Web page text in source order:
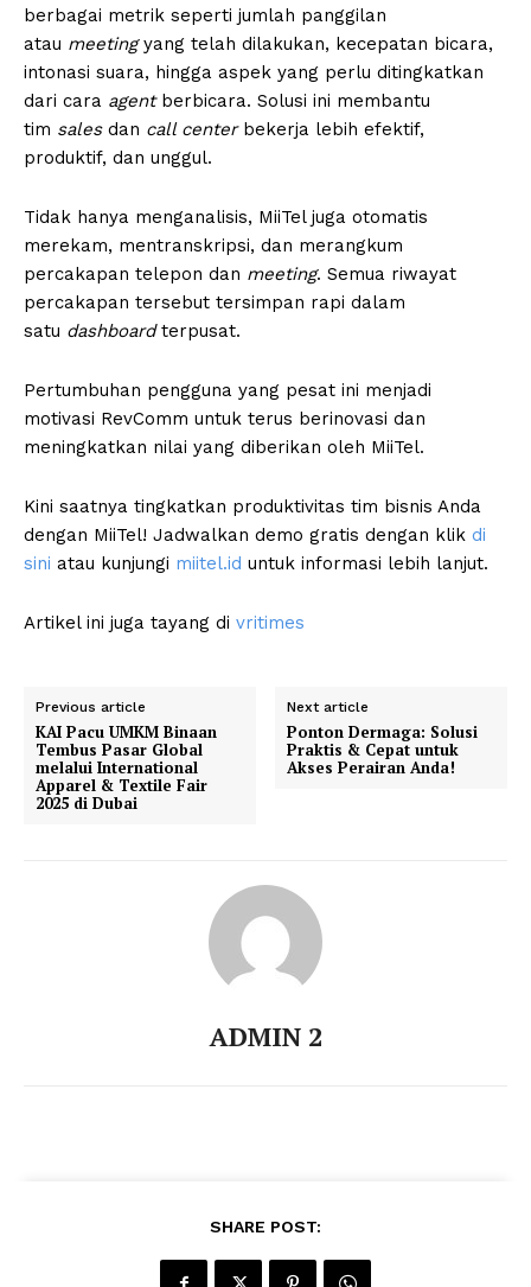
berbagai metrik seperti jumlah panggilan
atau meetingyang telah dilakukan, kecepatan bicara,
intonasi suara, hingga aspek yang perlu ditingkatkan
dari cara agentberbicara. Solusi ini membantu
tim salesdan call centerbekerja lebih efektif,
produktif, dan unggul.
Tidak hanya menganalisis, MiiTel juga otomatis
merekam, mentranskripsi, dan merangkum
percakapan telepon dan meeting. Semua riwayat
percakapan tersebut tersimpan rapi dalam
satu dashboardterpusat.
Pertumbuhan pengguna yang pesat ini menjadi
motivasi RevComm untuk terus berinovasi dan
meningkatkan nilai yang diberikan oleh MiiTel.
Kini saatnya tingkatkan produktivitas tim bisnis Anda
dengan MiiTel! Jadwalkan demo gratis dengan klik di
sini atau kunjungi miitel.id untuk informasi lebih lanjut.
Artikel ini juga tayang di vritimes
Previous article
KAI Pacu UMKM Binaan
Tembus Pasar Global
melalui International
Apparel & Textile Fair
2025 di Dubai
Next article
Ponton Dermaga: Solusi
Praktis & Cepat untuk
Akses Perairan Anda!
ADMIN 2
SHARE POST: